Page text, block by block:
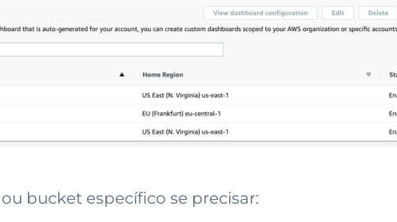
bucket específico se precisar: